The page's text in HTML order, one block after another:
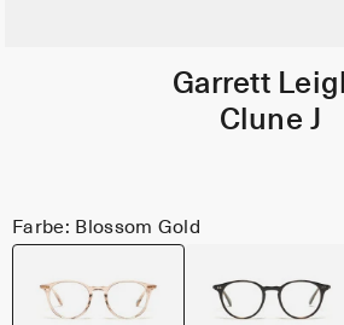
Garrett
Clune J
Farbe: Blossom Gold